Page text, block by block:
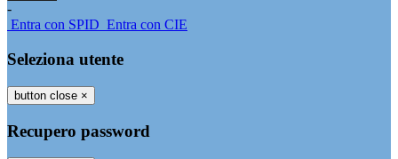
-
Entra con SPID Entra con CIE
Seleziona utente
button close ×
Recupero password